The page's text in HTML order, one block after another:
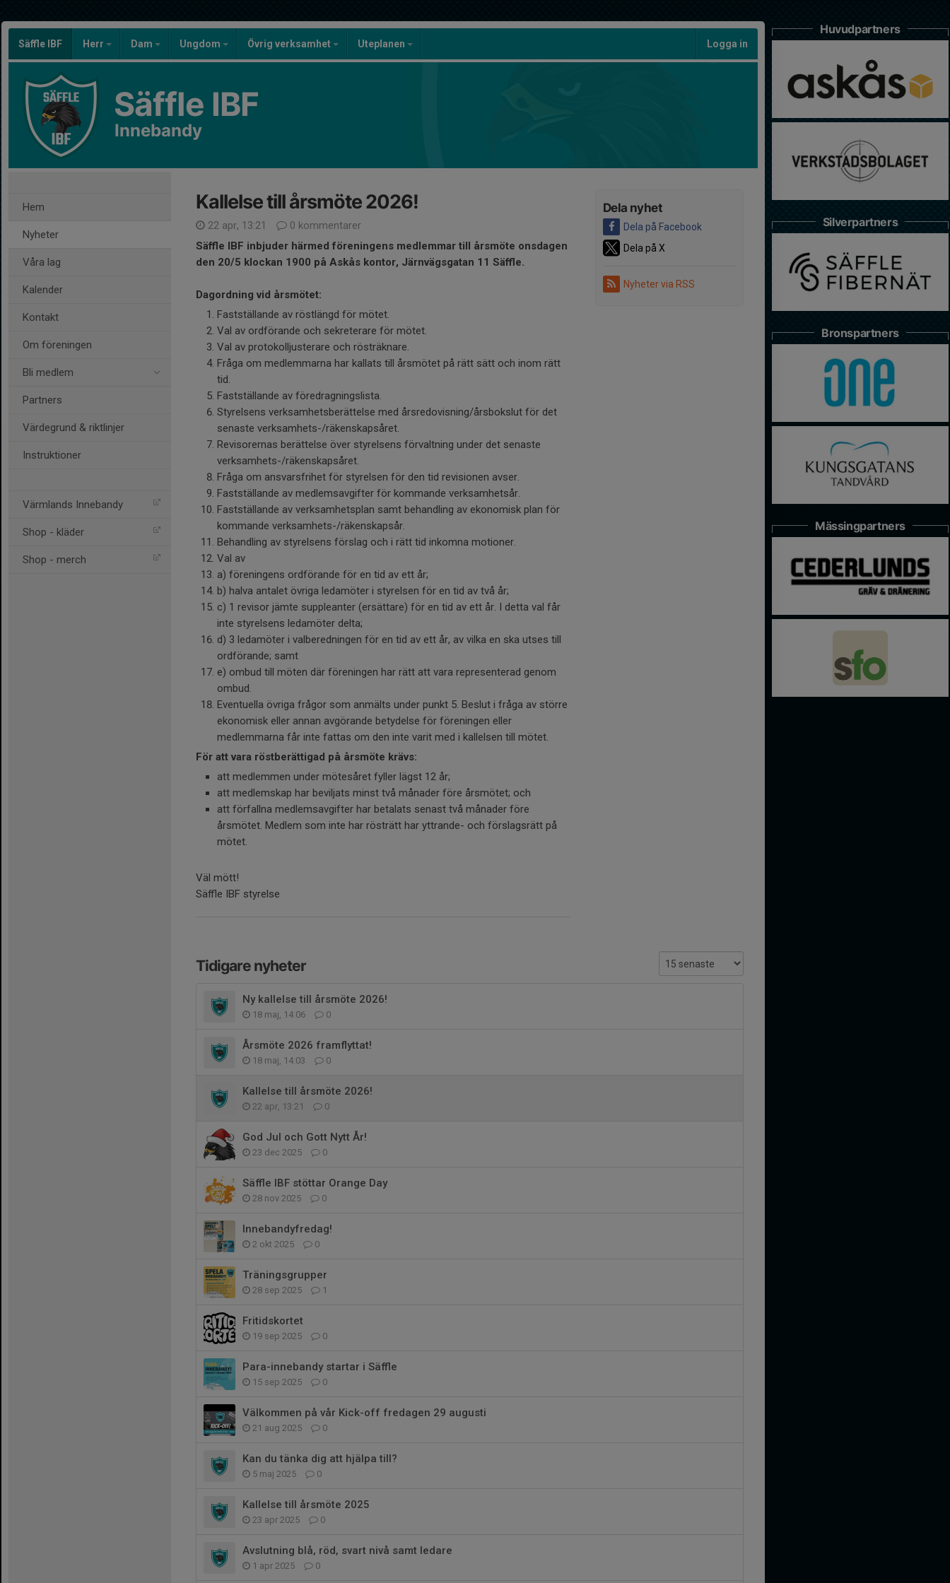
Säffle IBF Herr Dam Ungdom Övrig verksamhet Uteplanen Logga in
Säffle IBF
Innebandy
Hem
Nyheter
Våra lag
Kalender
Kontakt
Om föreningen
Bli medlem
Partners
Värdegrund & riktlinjer
Instruktioner
Värmlands Innebandy
Shop - kläder
Shop - merch
Dela nyhet
Dela på Facebook
Dela på X
Nyheter via RSS
Kallelse till årsmöte 2026!
22 apr, 13:21
0 kommentarer
Säffle IBF inbjuder härmed föreningens medlemmar till årsmöte onsdagen
den 20/5 klockan 1900 på Askås kontor, Järnvägsgatan 11 Säffle.
Dagordning vid årsmötet:
Fastställande av röstlängd för mötet.
Val av ordförande och sekreterare för mötet.
Val av protokolljusterare och rösträknare.
Fråga om medlemmarna har kallats till årsmötet på rätt sätt och inom rätt
tid.
Fastställande av föredragningslista.
Styrelsens verksamhetsberättelse med årsredovisning/årsbokslut för det
senaste verksamhets-/räkenskapsåret.
Revisorernas berättelse över styrelsens förvaltning under det senaste
verksamhets-/räkenskapsåret.
Fråga om ansvarsfrihet för styrelsen för den tid revisionen avser.
Fastställande av medlemsavgifter för kommande verksamhetsår.
Fastställande av verksamhetsplan samt behandling av ekonomisk plan för
kommande verksamhets-/räkenskapsår.
Behandling av styrelsens förslag och i rätt tid inkomna motioner.
Val av
a) föreningens ordförande för en tid av ett år;
b) halva antalet övriga ledamöter i styrelsen för en tid av två år;
c) 1 revisor jämte suppleanter (ersättare) för en tid av ett år. I detta val får
inte styrelsens ledamöter delta;
d) 3 ledamöter i valberedningen för en tid av ett år, av vilka en ska utses till
ordförande; samt
e) ombud till möten där föreningen har rätt att vara representerad genom
ombud.
Eventuella övriga frågor som anmälts under punkt 5. Beslut i fråga av större
ekonomisk eller annan avgörande betydelse för föreningen eller
medlemmarna får inte fattas om den inte varit med i kallelsen till mötet.
För att vara röstberättigad på årsmöte krävs:
att medlemmen under mötesåret fyller lägst 12 år;
att medlemskap har beviljats minst två månader före årsmötet; och
att förfallna medlemsavgifter har betalats senast två månader före
årsmötet. Medlem som inte har rösträtt har yttrande- och förslagsrätt på
mötet.
Väl mött!
Säffle IBF styrelse
Tidigare nyheter
Ny kallelse till årsmöte 2026!
18 maj, 14:06 0
Årsmöte 2026 framflyttat!
18 maj, 14:03 0
Kallelse till årsmöte 2026!
22 apr, 13:21 0
God Jul och Gott Nytt År!
23 dec 2025 0
Säffle IBF stöttar Orange Day
28 nov 2025 0
Innebandyfredag!
2 okt 2025 0
Träningsgrupper
28 sep 2025 1
Fritidskortet
19 sep 2025 0
Para-innebandy startar i Säffle
15 sep 2025 0
Välkommen på vår Kick-off fredagen 29 augusti
21 aug 2025 0
Kan du tänka dig att hjälpa till?
5 maj 2025 0
Kallelse till årsmöte 2025
23 apr 2025 0
Avslutning blå, röd, svart nivå samt ledare
1 apr 2025 0
Huvudpartners
Silverpartners
Bronspartners
Mässingpartners